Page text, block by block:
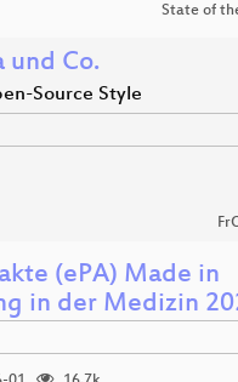
State of
und Co.
Source Style
(ePA) Made in
in der Medizin